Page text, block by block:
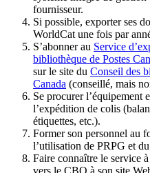
fournisseur.
Si possible, exporter ses
WorldCat une fois par
S’abonner au Service
bibliothèque de Postes
sur le site du Conseil des
Canada (conseillé, mais
Se procurer l’équipement
l’expédition de colis
étiquettes, etc.).
Former son personnel au
l’utilisation de PRPG et
Faire connaître le service
vers le CBQ à son site